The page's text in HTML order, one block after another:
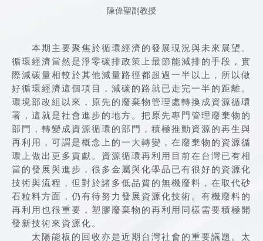
陳偉聖副教授
本期主要聚焦於循環經濟的發展現況與未來展望。
循環經濟當然是淨零碳排政策上最節能減排的手段，實
際減碳量相較於其他減量路徑都超過一半以上，所以做
好循環經濟這個項目，減碳的路就已走完一半的距離。
環境部改組以來，原先的廢棄物管理處轉換成資源循環
署，這就是社會進步的地方。把原先專門管理廢棄物的
部門，轉變成資源循環的部門，積極推動資源的再生與
再利用，可謂是概念上的一大轉變，在廢棄物的資源循
環上做出更多貢獻。資源循環再利用目前在台灣已有相
當的發展與進步，很多金屬與化學品已有很好的資源化
技術與流程，但對於諸多低品質的無機廢料，在取代砂
石粒料方面，仍有待努力發展資源化技術。有機廢料的
再利用也很重要，塑膠廢棄物的再利用同樣需要積極開
發新技術來資源化。
太陽能板的回收亦是近期台灣社會的重要議題。太